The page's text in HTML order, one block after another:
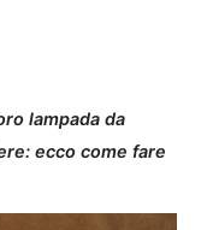
lampada da
ecco come fare